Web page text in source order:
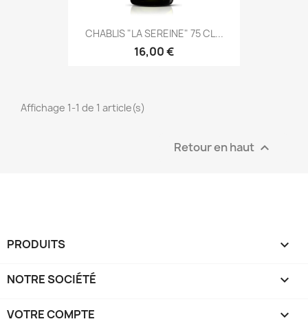
CHABLIS "LA SEREINE" 75 CL...
16,00 €
Affichage 1-1 de 1 article(s)
Retour en haut 
PRODUITS 
NOTRE SOCIÉTÉ 
VOTRE COMPTE 